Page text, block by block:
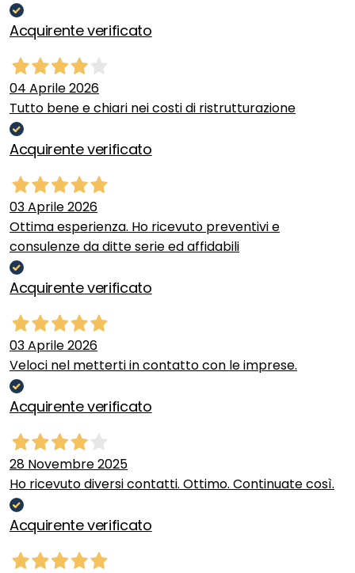
Acquirente verificato
04 Aprile 2026
Tutto bene e chiari nei costi di ristrutturazione
Acquirente verificato
03 Aprile 2026
Ottima esperienza. Ho ricevuto preventivi e
consulenze da ditte serie ed affidabili
Acquirente verificato
03 Aprile 2026
Veloci nel metterti in contatto con le imprese.
Acquirente verificato
28 Novembre 2025
Ho ricevuto diversi contatti. Ottimo. Continuate così.
Acquirente verificato